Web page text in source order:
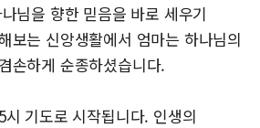
님을 향한 믿음을 바로 세우기
보는 신앙생활에서 엄마는 하나님의
손하게 순종하셨습니다.
기도로 시작됩니다. 인생의